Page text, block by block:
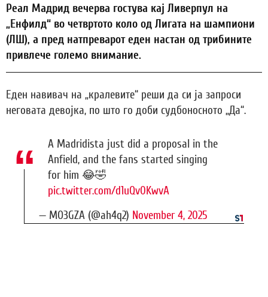
Реал Мадрид вечерва гостува кај Ливерпул на
„Енфилд“ во четвртото коло од Лигата на шампиони
(ЛШ), а пред натпреварот еден настан од трибините
привлече големо внимание.
Еден навивач на „кралевите“ реши да си ја запроси
неговата девојка, по што го доби судбоносното „Да“.
A Madridista just did a proposal in the
Anfield, and the fans started singing
for him 😂🤣
pic.twitter.com/d1uQv0KwvA
— MO3GZA (@ah4q2) November 4, 2025